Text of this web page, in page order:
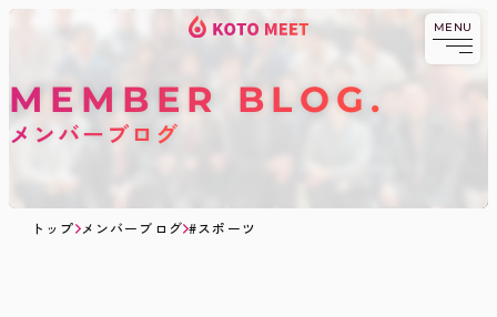
KOTOMEET
ュ
ニ
MENU
KOTOMEETコミ
ニティとは
ABOUT.
料金
ブログ
MEMBER BLOG
メンバーブログ
トップ メンバーブログ #スポーツ